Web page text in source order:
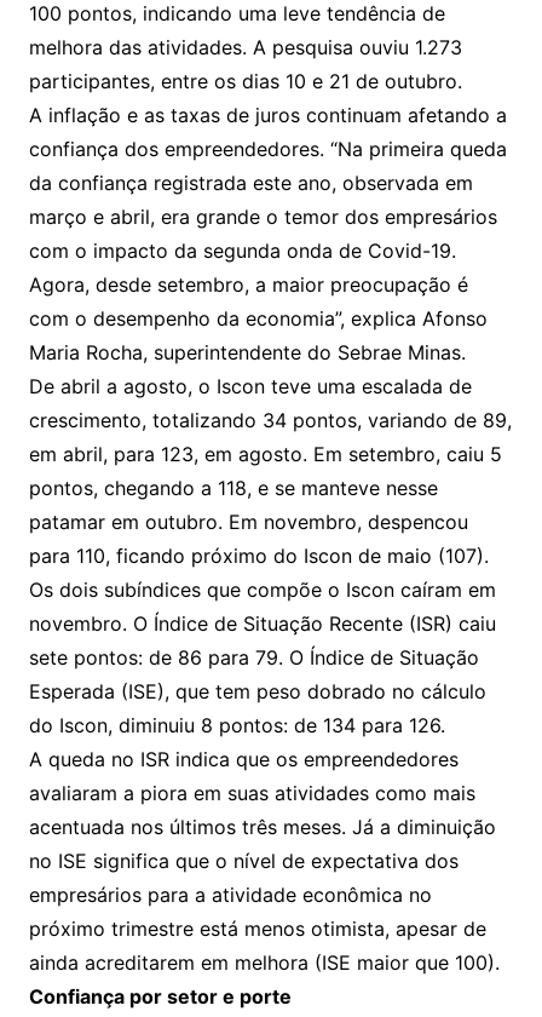
100 pontos, indicando uma leve tendência de
melhora das atividades. A pesquisa ouviu 1.273
participantes, entre os dias 10 e 21 de outubro.
A inflação e as taxas de juros continuam afetando a
confiança dos empreendedores. “Na primeira queda
da confiança registrada este ano, observada em
março e abril, era grande o temor dos empresários
com o impacto da segunda onda de Covid-19.
Agora, desde setembro, a maior preocupação é
com o desempenho da economia”, explica Afonso
Maria Rocha, superintendente do Sebrae Minas.
De abril a agosto, o Iscon teve uma escalada de
crescimento, totalizando 34 pontos, variando de 89,
em abril, para 123, em agosto. Em setembro, caiu 5
pontos, chegando a 118, e se manteve nesse
patamar em outubro. Em novembro, despencou
para 110, ficando próximo do Iscon de maio (107).
Os dois subíndices que compõe o Iscon caíram em
novembro. O Índice de Situação Recente (ISR) caiu
sete pontos: de 86 para 79. O Índice de Situação
Esperada (ISE), que tem peso dobrado no cálculo
do Iscon, diminuiu 8 pontos: de 134 para 126.
A queda no ISR indica que os empreendedores
avaliaram a piora em suas atividades como mais
acentuada nos últimos três meses. Já a diminuição
no ISE significa que o nível de expectativa dos
empresários para a atividade econômica no
próximo trimestre está menos otimista, apesar de
ainda acreditarem em melhora (ISE maior que 100).
Confiança por setor e porte